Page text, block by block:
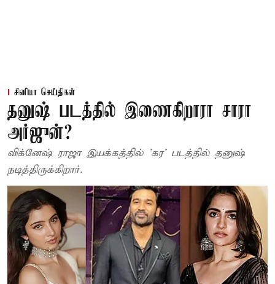
சினிமா செய்திகள்
தனுஷ் படத்தில் இணைகிறாரா சாரா
அர்ஜுன்?
விக்னேஷ் ராஜா இயக்கத்தில் ’கர’ படத்தில் தனுஷ்
நடித்திருக்கிறார்.